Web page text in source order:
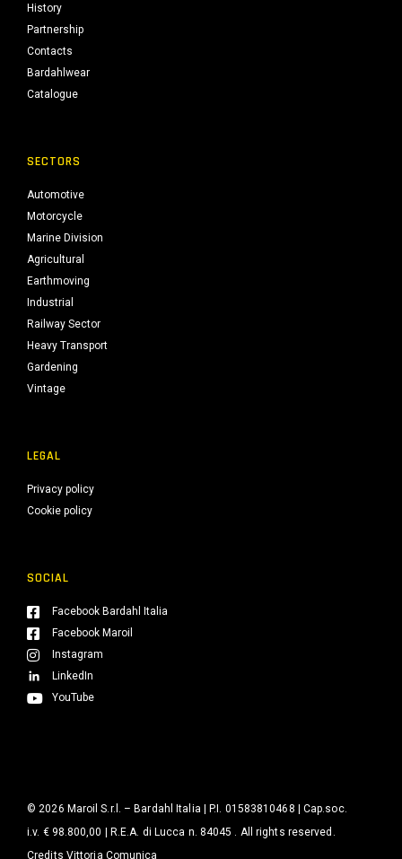
History
Partnership
Contacts
Bardahlwear
Catalogue
SECTORS
Automotive
Motorcycle
Marine Division
Agricultural
Earthmoving
Industrial
Railway Sector
Heavy Transport
Gardening
Vintage
LEGAL
Privacy policy
Cookie policy
SOCIAL
Facebook Bardahl Italia
Facebook Maroil
Instagram
LinkedIn
YouTube
© 2026 Maroil S.r.l. – Bardahl Italia | P.I. 01583810468 | Cap.soc.
i.v. € 98.800,00 | R.E.A. di Lucca n. 84045 . All rights reserved.
Credits Vittoria Comunica